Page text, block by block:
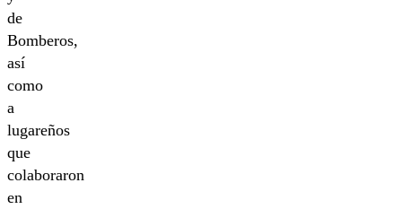
de
Bomberos,
así
como
a
lugareños
que
colaboraron
en